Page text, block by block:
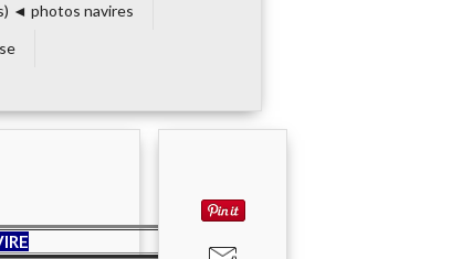
◄ photos navires